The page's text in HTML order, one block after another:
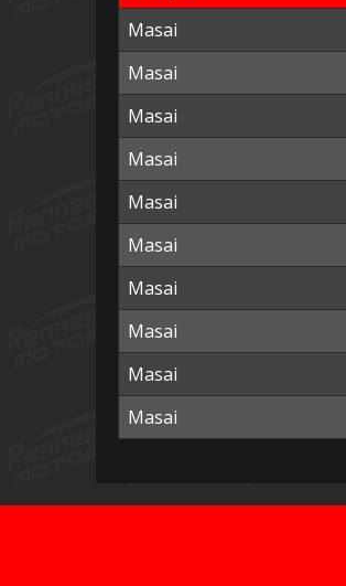
Masai
Masai
Masai
Masai
Masai
Masai
Masai
Masai
Masai
Masai